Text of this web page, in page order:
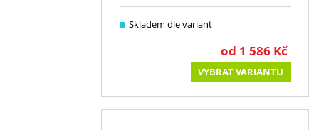
Skladem dle variant
od 1 586 Kč
VYBRAT VARIANTU